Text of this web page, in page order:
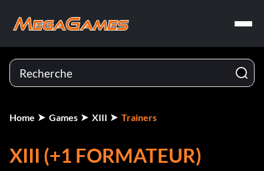
Home Games XIII Trainers
XIII (+1 FORMATEUR)